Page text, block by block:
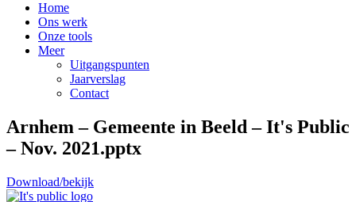
Home
Ons werk
Onze tools
Meer
Uitgangspunten
Jaarverslag
Contact
Arnhem – Gemeente in Beeld – It's Public
– Nov. 2021.pptx
Download/bekijk